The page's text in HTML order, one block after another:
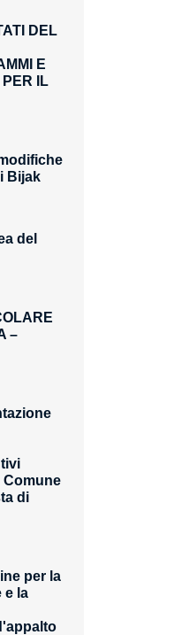
DEL
E
PER IL
Bijak
del
–
Comune
di
per la
e la